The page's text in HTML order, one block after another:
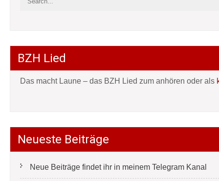
BZH Lied
Das macht Laune – das BZH Lied zum anhören oder als
Neueste Beiträge
Neue Beiträge findet ihr in meinem Telegram Kanal